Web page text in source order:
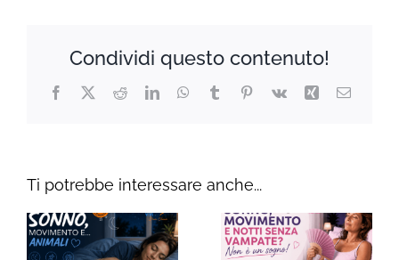
Condividi questo contenuto!
Facebook
X RedditLinkedInWhatsApp
TumblrPinterest
Vk Xing Email
Ti potrebbe interessare anche...